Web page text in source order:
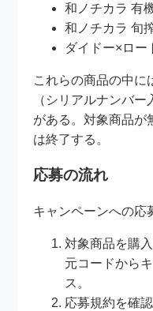
和ノチカラ 有
和ノチカラ 旬
ダイドー×ロー
これらの商品の中に
（シリアルナンバ
がある。対象商品が
は終了する。
応募の流れ
キャンペーンへの応
対象商品を購
元コードから
ス。
応募規約を確